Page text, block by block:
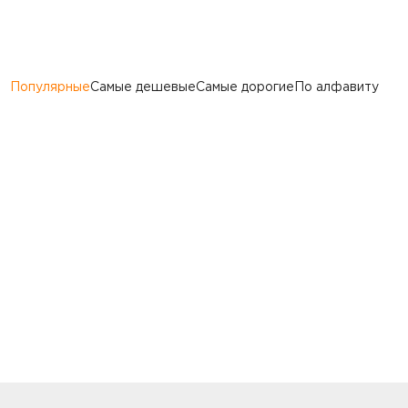
ПопулярныеСамые дешевыеСамые дорогие По алфавиту